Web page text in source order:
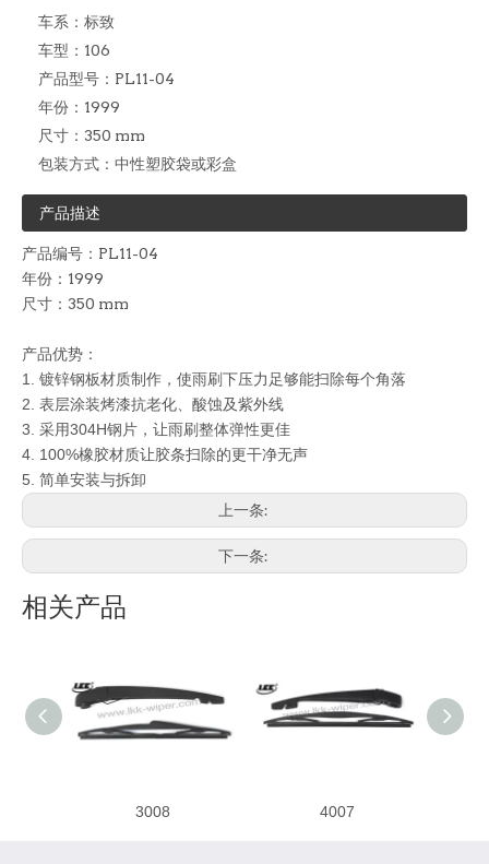
车系： 标致
车型： 106
产品型号： PL11-04
年份： 1999
尺寸： 350 mm
包装方式： 中性塑胶袋或彩盒
产品描述
产品编号：PL11-04
年份：1999
尺寸：350 mm
产品优势：
1. 镀锌钢板材质制作，使雨刷下压力足够能扫除每个角落
2. 表层涂装烤漆抗老化、酸蚀及紫外线
3. 采用304H钢片，让雨刷整体弹性更佳
4. 100%橡胶材质让胶条扫除的更干净无声
5. 简单安装与拆卸
上一条:
下一条:
相关产品
3008 4007